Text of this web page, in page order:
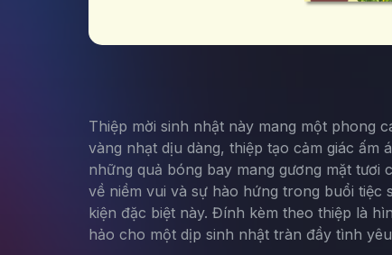
Thiệp mời sinh nhật này mang một phong
vàng nhạt dịu dàng, thiệp tạo cảm giác
những quả bóng bay mang gương mặt
về niềm vui và sự hào hứng trong buổi tiệc
kiện đặc biệt này. Đính kèm theo thiệp là
hảo cho một dịp sinh nhật tràn đầy tình